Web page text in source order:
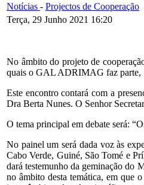
Notícias - Projectos de Cooperação
Terça, 29 Junho 2021 16:20
No âmbito do projeto de
quais o GAL ADRIMAG faz parte,
Este encontro contará com a
Dra Berta Nunes. O Senhor
O tema principal em debate será:
No painel um será dada voz às
Cabo Verde, Guiné, São Tomé e
dará testemunho da geminação do
no âmbito desta temática, em que